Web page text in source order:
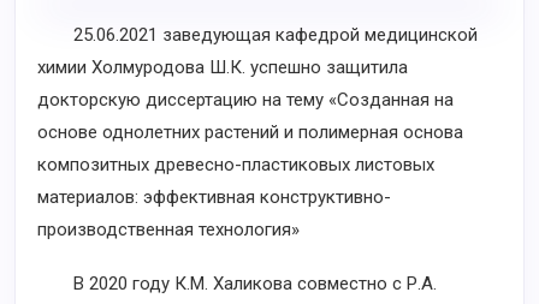
25.06.2021 заведующая кафедрой медицинской
химии Холмуродова Ш.К. успешно защитила
докторскую диссертацию на тему «Созданная на
основе однолетних растений и полимерная основа
композитных древесно-пластиковых листовых
материалов: эффективная конструктивно-
производственная технология»
В 2020 году К.М. Халикова совместно с Р.А.